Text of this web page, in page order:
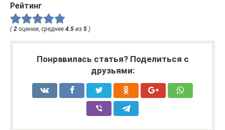
Рейтинг
( 2 оценки, среднее 4.5 из 5 )
Понравилась статья? Поделиться с
друзьями: